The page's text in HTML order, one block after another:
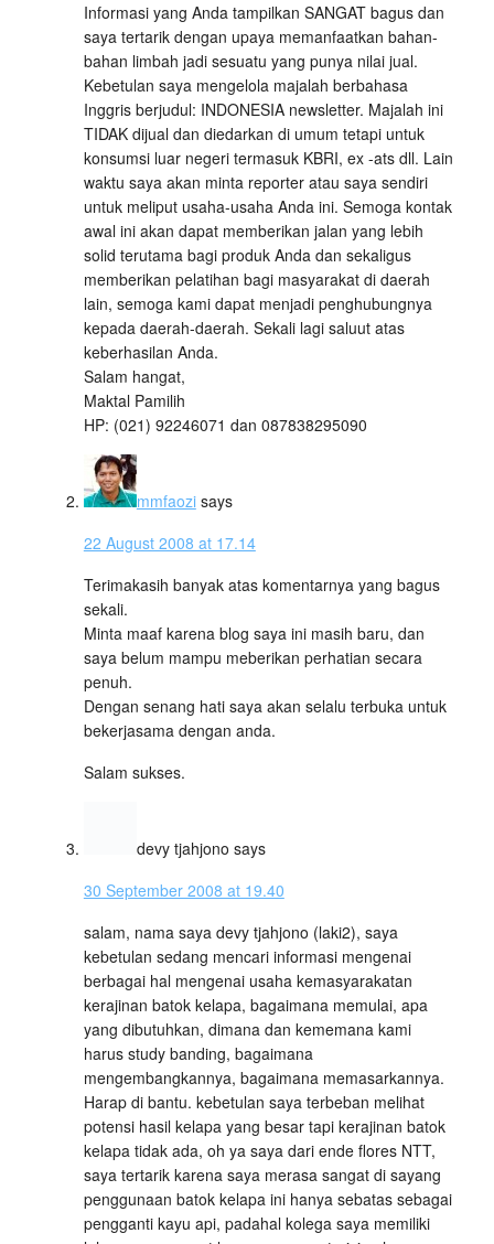
Informasi yang Anda tampilkan SANGAT bagus dan
saya tertarik dengan upaya memanfaatkan bahan-
bahan limbah jadi sesuatu yang punya nilai jual.
Kebetulan saya mengelola majalah berbahasa
Inggris berjudul: INDONESIA newsletter. Majalah ini
TIDAK dijual dan diedarkan di umum tetapi untuk
konsumsi luar negeri termasuk KBRI, ex -ats dll. Lain
waktu saya akan minta reporter atau saya sendiri
untuk meliput usaha-usaha Anda ini. Semoga kontak
awal ini akan dapat memberikan jalan yang lebih
solid terutama bagi produk Anda dan sekaligus
memberikan pelatihan bagi masyarakat di daerah
lain, semoga kami dapat menjadi penghubungnya
kepada daerah-daerah. Sekali lagi saluut atas
keberhasilan Anda.
Salam hangat,
Maktal Pamilih
HP: (021) 92246071 dan 087838295090
mmfaozi says
22 August 2008 at 17.14
Terimakasih banyak atas komentarnya yang bagus
sekali.
Minta maaf karena blog saya ini masih baru, dan
saya belum mampu meberikan perhatian secara
penuh.
Dengan senang hati saya akan selalu terbuka untuk
bekerjasama dengan anda.
Salam sukses.
devy tjahjono says
30 September 2008 at 19.40
salam, nama saya devy tjahjono (laki2), saya
kebetulan sedang mencari informasi mengenai
berbagai hal mengenai usaha kemasyarakatan
kerajinan batok kelapa, bagaimana memulai, apa
yang dibutuhkan, dimana dan kememana kami
harus study banding, bagaimana
mengembangkannya, bagaimana memasarkannya.
Harap di bantu. kebetulan saya terbeban melihat
potensi hasil kelapa yang besar tapi kerajinan batok
kelapa tidak ada, oh ya saya dari ende flores NTT,
saya tertarik karena saya merasa sangat di sayang
penggunaan batok kelapa ini hanya sebatas sebagai
pengganti kayu api, padahal kolega saya memiliki